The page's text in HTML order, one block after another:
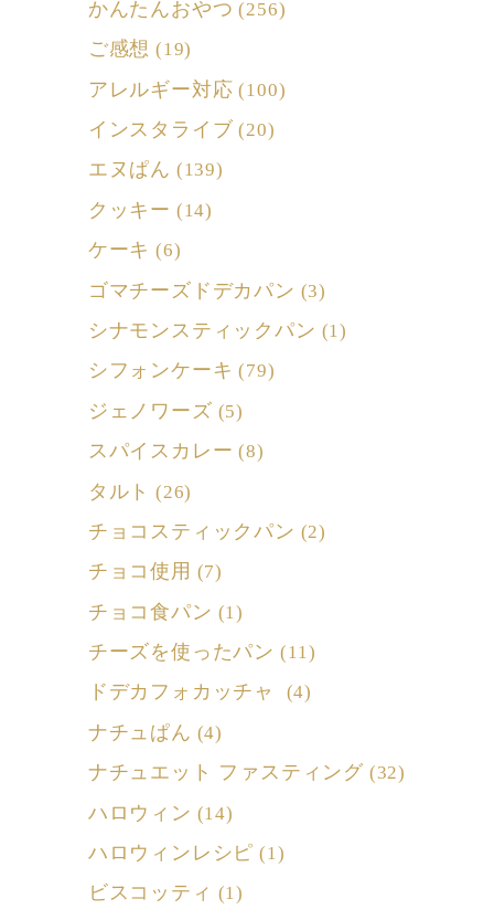
かんたんおやつ (256)
ご感想 (19)
アレルギー対応 (100)
インスタライブ (20)
エヌぱん (139)
クッキー (14)
ケーキ (6)
ゴマチーズドデカパン (3)
シナモンスティックパン (1)
シフォンケーキ (79)
ジェノワーズ (5)
スパイスカレー (8)
タルト (26)
チョコスティックパン (2)
チョコ使用 (7)
チョコ食パン (1)
チーズを使ったパン (11)
ドデカフォカッチャ (4)
ナチュぱん (4)
ナチュエット ファスティング (32)
ハロウィン (14)
ハロウィンレシピ (1)
ビスコッティ (1)